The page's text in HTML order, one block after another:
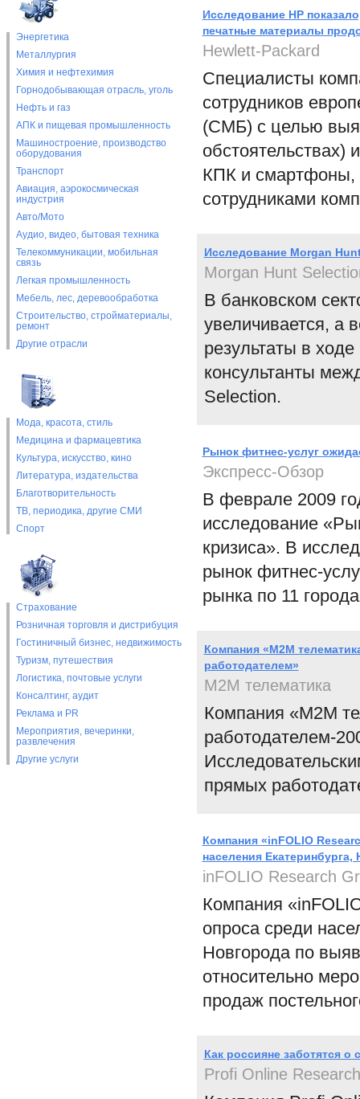
Энергетика
Металлургия
Химия и нефтехимия
Горнодобывающая отрасль, уголь
Нефть и газ
АПК и пищевая промышленность
Машиностроение, производство
оборудования
Транспорт
Авиация, аэрокосмическая
индустрия
Авто/Мото
Аудио, видео, бытовая техника
Телекоммуникации, мобильная
связь
Легкая промышленность
Мебель, лес, деревообработка
Строительство, стройматериалы,
ремонт
Другие отрасли
Мода, красота, стиль
Медицина и фармацевтика
Культура, искусство, кино
Литература, издательства
Благотворительность
ТВ, периодика, другие СМИ
Спорт
Страхование
Розничная торговля и дистрибуция
Гостиничный бизнес, недвижимость
Туризм, путешествия
Логистика, почтовые услуги
Консалтинг, аудит
Реклама и PR
Мероприятия, вечеринки,
развлечения
Другие услуги
Исследование НР
печатные материалы
Hewlett-Packard
Специалисты
сотрудников
(СМБ) с целью
обстоятельствах)
КПК и смартфоны,
сотрудниками
Исследование Morgan
Morgan Hunt
В банковском
увеличивается, а
результаты в
консультанты
Selection.
Рынок фитнес-услуг
Экспресс-Обзор
В феврале 2009
исследование
кризиса». В
рынок фитнес-
рынка по 11
Компания «М2М
работодателем»
М2М телематика
Компания «М2М
работодателем-
прямых
Компания «inFOLIO
населения
inFOLIO Research
Компания
опроса среди
Новгорода по
относительно
продаж
Как россияне заботятся о
Profi Online Research